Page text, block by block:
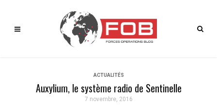
ACTUALITÉS
Auxylium, le système radio de Sentinelle
7 novembre, 2016